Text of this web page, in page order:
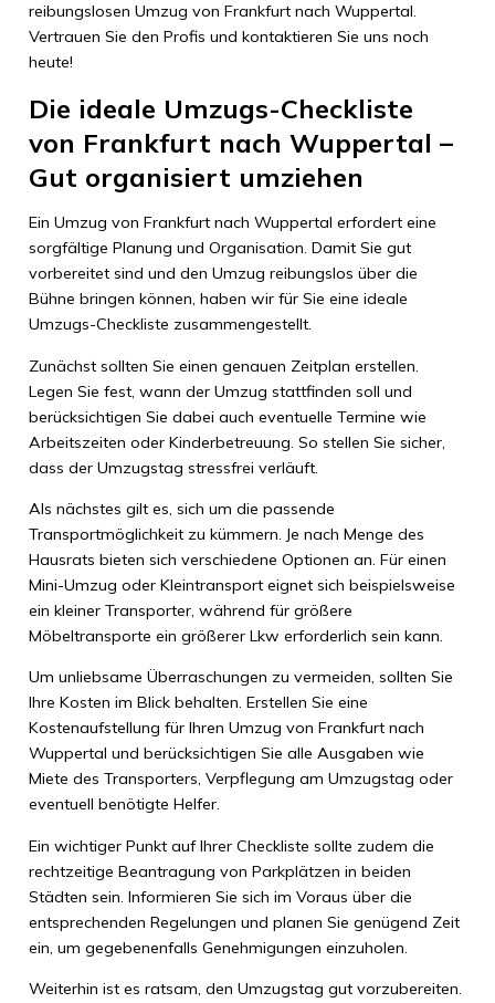
reibungslosen Umzug von Frankfurt nach Wuppertal.
Vertrauen Sie den Profis und kontaktieren Sie uns noch
heute!
Die ideale Umzugs-Checkliste
von Frankfurt nach Wuppertal –
Gut organisiert umziehen
Ein Umzug von Frankfurt nach Wuppertal erfordert eine
sorgfältige Planung und Organisation. Damit Sie gut
vorbereitet sind und den Umzug reibungslos über die
Bühne bringen können, haben wir für Sie eine ideale
Umzugs-Checkliste zusammengestellt.
Zunächst sollten Sie einen genauen Zeitplan erstellen.
Legen Sie fest, wann der Umzug stattfinden soll und
berücksichtigen Sie dabei auch eventuelle Termine wie
Arbeitszeiten oder Kinderbetreuung. So stellen Sie sicher,
dass der Umzugstag stressfrei verläuft.
Als nächstes gilt es, sich um die passende
Transportmöglichkeit zu kümmern. Je nach Menge des
Hausrats bieten sich verschiedene Optionen an. Für einen
Mini-Umzug oder Kleintransport eignet sich beispielsweise
ein kleiner Transporter, während für größere
Möbeltransporte ein größerer Lkw erforderlich sein kann.
Um unliebsame Überraschungen zu vermeiden, sollten Sie
Ihre Kosten im Blick behalten. Erstellen Sie eine
Kostenaufstellung für Ihren Umzug von Frankfurt nach
Wuppertal und berücksichtigen Sie alle Ausgaben wie
Miete des Transporters, Verpflegung am Umzugstag oder
eventuell benötigte Helfer.
Ein wichtiger Punkt auf Ihrer Checkliste sollte zudem die
rechtzeitige Beantragung von Parkplätzen in beiden
Städten sein. Informieren Sie sich im Voraus über die
entsprechenden Regelungen und planen Sie genügend Zeit
ein, um gegebenenfalls Genehmigungen einzuholen.
Weiterhin ist es ratsam, den Umzugstag gut vorzubereiten.